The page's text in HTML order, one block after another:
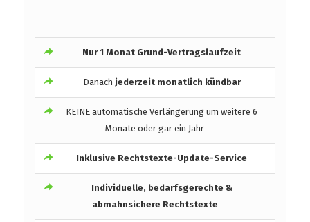
Nur 1 Monat Grund-Vertragslaufzeit
Danach jederzeit monatlich kündbar
KEINE automatische Verlängerung um weitere 6
Monate oder gar ein Jahr
Inklusive Rechtstexte-Update-Service
Individuelle, bedarfsgerechte &
abmahnsichere Rechtstexte